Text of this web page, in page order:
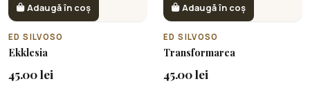
Adaugă în coș
ED SILVOSO
Ekklesia
45.00 lei
Adaugă în coș
ED SILVOSO
Transformarea
45.00 lei